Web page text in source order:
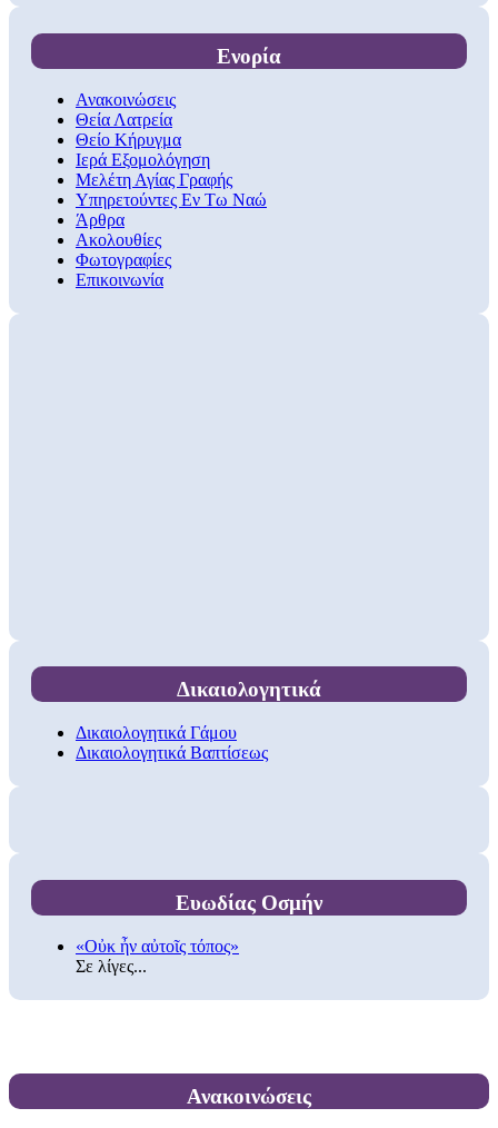
Ενορία
Ανακοινώσεις
Θεία Λατρεία
Θείο Κήρυγμα
Ιερά Εξομολόγηση
Μελέτη Αγίας Γραφής
Υπηρετούντες Εν Τω Ναώ
Άρθρα
Ακολουθίες
Φωτογραφίες
Επικοινωνία
Δικαιολογητικά
Δικαιολογητικά Γάμου
Δικαιολογητικά Βαπτίσεως
Ευωδίας Οσμήν
«Οὐκ ἦν αὐτοῖς τόπος»
Σε λίγες...
Ανακοινώσεις